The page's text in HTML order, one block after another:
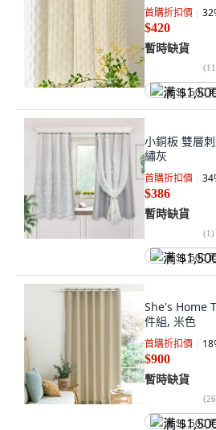
首購折扣價 32
$420
暫時缺貨
(
满 $1,500
小銅板 雙層
繡灰
首購折扣價 34
$386
暫時缺貨
(1)
满 $1,500
She's Home
件組, 米色
首購折扣價 18
$900
暫時缺貨
(
满 $1,500